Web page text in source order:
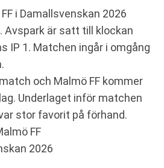
i Damallsvenskan 2026
Avspark är satt till klockan
IP 1. Matchen ingår i omgång
och Malmö FF kommer
Underlaget inför matchen
stor favorit på förhand.
FF
2026